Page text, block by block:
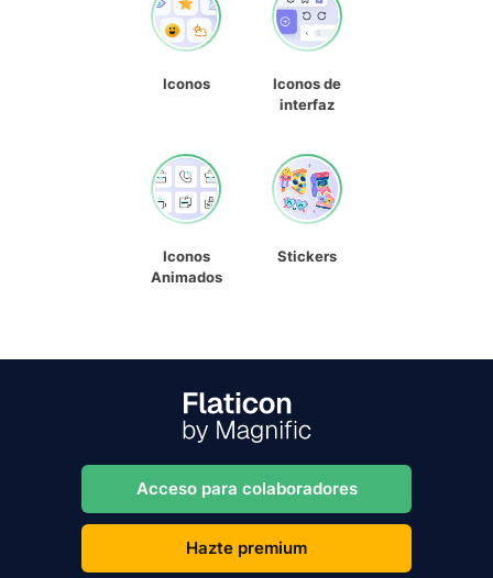
Iconos
Iconos de
interfaz
Iconos
Animados
Stickers
Acceso para colaboradores
Hazte premium